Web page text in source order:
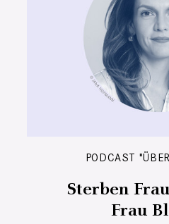
PODCAST
Sterben
Frau